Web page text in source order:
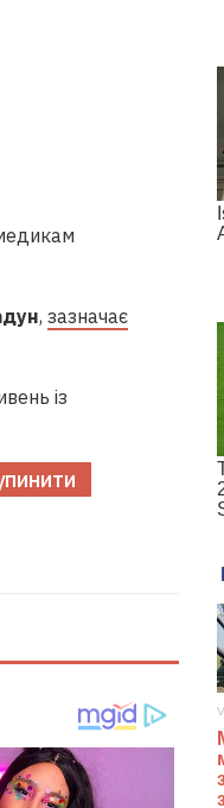
,зазначає
із